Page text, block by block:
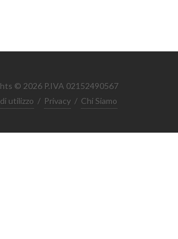
© 2026 P.IVA 02152490567
utilizzo / Privacy / Chi Siamo